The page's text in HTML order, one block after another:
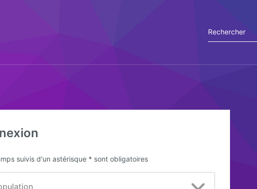
suivis d'un astérisque * sont obligatoires